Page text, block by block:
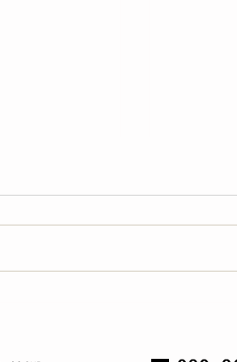
8月の開